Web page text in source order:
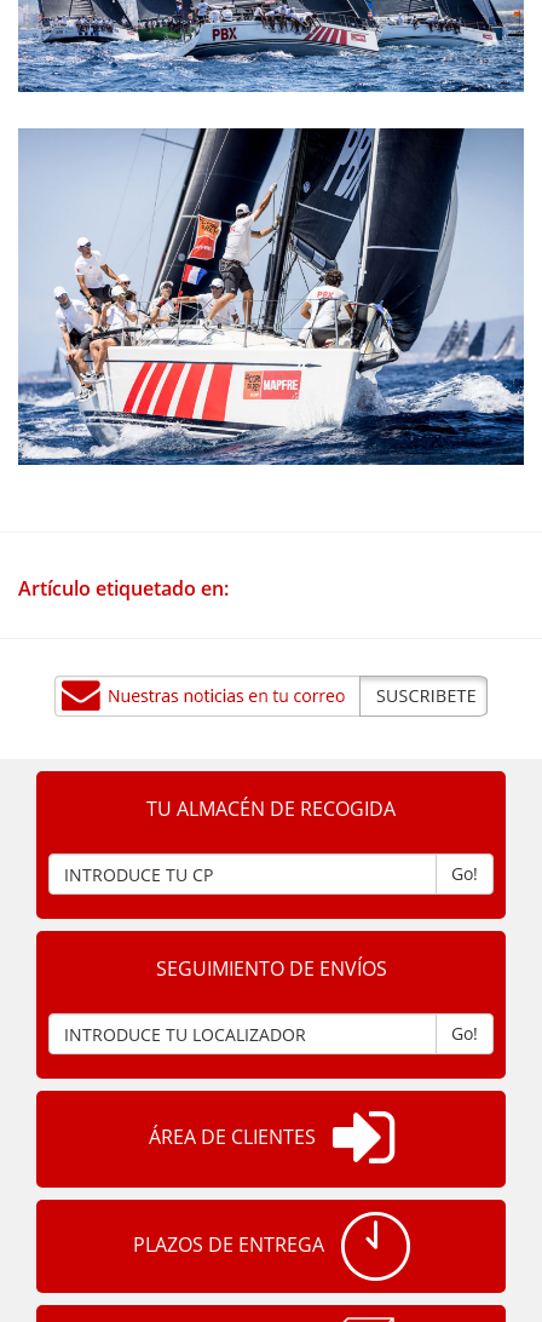
Artículo etiquetado en:
TU ALMACÉN DE RECOGIDA
Go!
SEGUIMIENTO DE ENVÍOS
Go!
ÁREA DE CLIENTES
PLAZOS DE ENTREGA